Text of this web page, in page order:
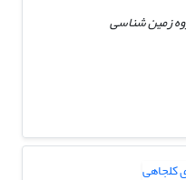
زمین شناسی